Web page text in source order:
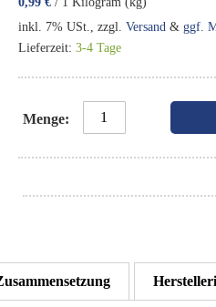
inkl. 7% USt., zzgl. Versand& ggf.
Lieferzeit: 3-4 Tage
Menge